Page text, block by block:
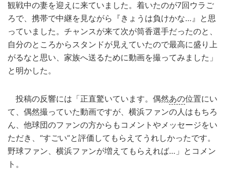
観戦中の妻を迎えに来ていました。着いたのが7回ウラご
ろで、携帯で中継を見ながら『きょうは負けかな…』と思
っていました。チャンスが来て次が筒香選手だったのと、
自分のところからスタンドが見えていたので最高に盛り上
がるなと思い、家族へ送るために動画を撮ってみました」
と明かした。
投稿の反響には「正直驚いています。偶然あの位置にい
て、偶然撮っていた動画ですが、横浜ファンの人はもちろ
ん、他球団のファンの方からもコメントやメッセージをい
ただき、“すごい”と評価してもらえてうれしかったです。
野球ファン、横浜ファンが増えてもらえれば…」とコメン
ト。